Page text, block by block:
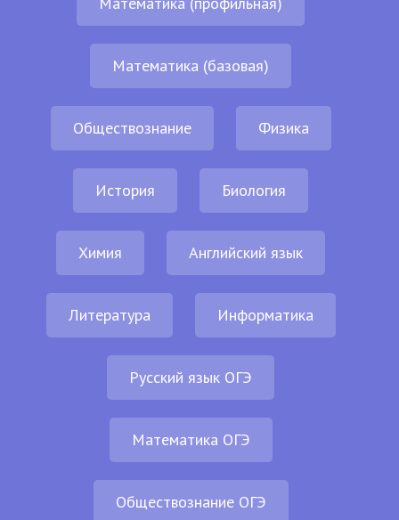
Математика (базовая)
Обществознание Физика
История Биология
Химия Английский язык
Литература Информатика
Русский язык ОГЭ
Математика ОГЭ
Обществознание ОГЭ